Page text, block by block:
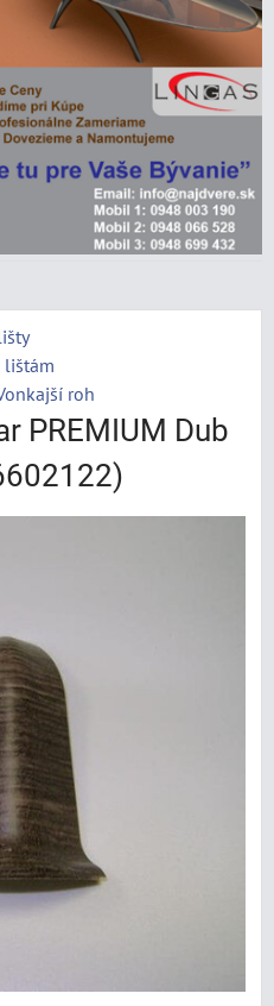
lištám
roh
PREMIUM Dub